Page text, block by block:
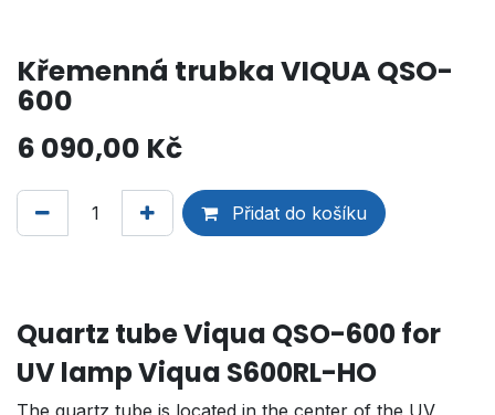
Křemenná trubka VIQUA QSO-
600
6 090,00 Kč
Přidat do košíku
Quartz tube Viqua QSO-600 for
UV lamp Viqua S600RL-HO
The quartz tube is located in the center of the UV